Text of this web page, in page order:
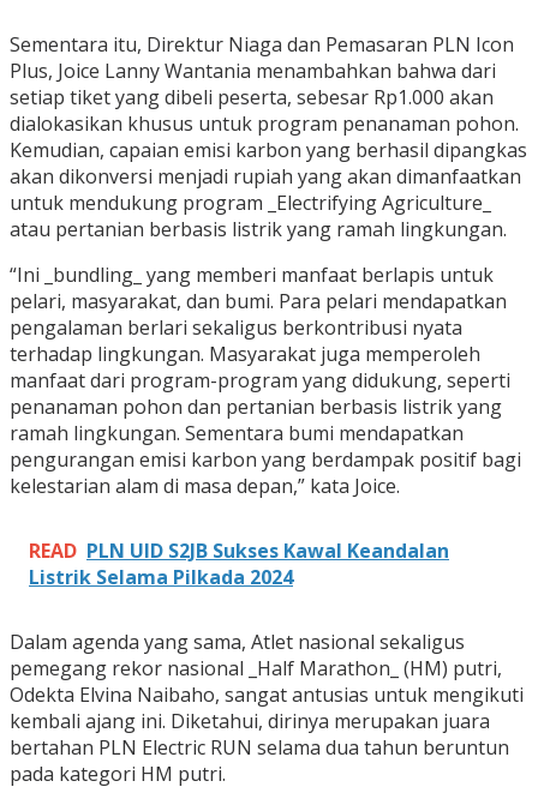
Sementara itu, Direktur Niaga dan Pemasaran PLN Icon
Plus, Joice Lanny Wantania menambahkan bahwa dari
setiap tiket yang dibeli peserta, sebesar Rp1.000 akan
dialokasikan khusus untuk program penanaman pohon.
Kemudian, capaian emisi karbon yang berhasil dipangkas
akan dikonversi menjadi rupiah yang akan dimanfaatkan
untuk mendukung program _Electrifying Agriculture_
atau pertanian berbasis listrik yang ramah lingkungan.
“Ini _bundling_ yang memberi manfaat berlapis untuk
pelari, masyarakat, dan bumi. Para pelari mendapatkan
pengalaman berlari sekaligus berkontribusi nyata
terhadap lingkungan. Masyarakat juga memperoleh
manfaat dari program-program yang didukung, seperti
penanaman pohon dan pertanian berbasis listrik yang
ramah lingkungan. Sementara bumi mendapatkan
pengurangan emisi karbon yang berdampak positif bagi
kelestarian alam di masa depan,” kata Joice.
READ PLN UID S2JB Sukses Kawal Keandalan
Listrik Selama Pilkada 2024
Dalam agenda yang sama, Atlet nasional sekaligus
pemegang rekor nasional _Half Marathon_ (HM) putri,
Odekta Elvina Naibaho, sangat antusias untuk mengikuti
kembali ajang ini. Diketahui, dirinya merupakan juara
bertahan PLN Electric RUN selama dua tahun beruntun
pada kategori HM putri.